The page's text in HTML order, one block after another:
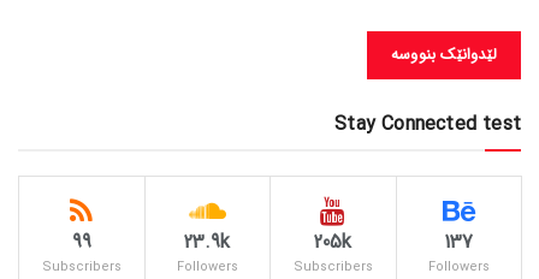
Stay Connected test
137
Followers
205k
Subscribers
23.9k
Followers
99
Subscribers